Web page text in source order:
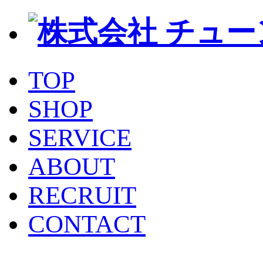
TOP
SHOP
SERVICE
ABOUT
RECRUIT
CONTACT